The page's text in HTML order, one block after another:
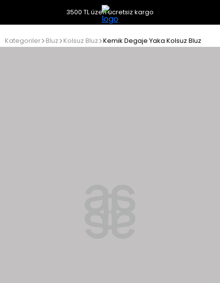
3500 TL üzeri ücretsiz kargo
Kategoriler Bluz Kolsuz Bluz Kemik Degaje Yaka Kolsuz Bluz